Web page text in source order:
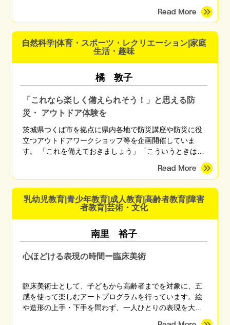
自然科学|体育・スポーツ・レクリエーション|家庭
生活・趣味
橘 敦子
「これなら楽しく備えられそう！」と思える防
災・ アウトドア体験を
茨城県つくば市を拠点に県内各地で防災講座や防災に役
立つアウトドアワークショップ等を企画開催していま
す。 「これを備えておきましょう」「こういうときはこ
く、「自分に最適な備えや行動」を自分で考えられるよ
ています。 「これなら楽しく備えられそう」 「備えてる
方だと思ったけど盲点に気づくことができた」 「やっと
乳幼児教育|青少年教育|成人教育|高齢者教育|障害
者教育|芸術・文化
南里 裕子
心ほどける表現の時間ー臨床美術
臨床美術士として、子どもから高齢者までを対象に、五
感を使って楽しむアートプログラムを行っています。絵
や造形の上手・下手を問わず、一人ひとりの表現を大切